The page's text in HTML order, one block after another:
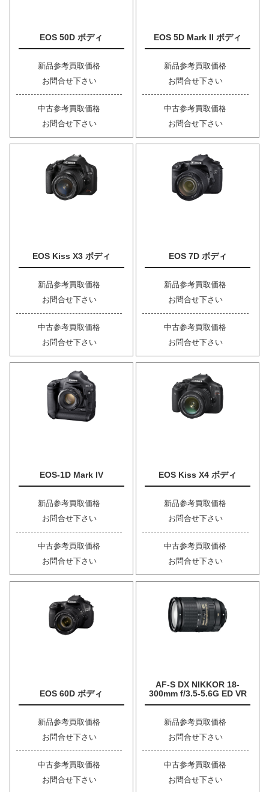
EOS 50D ボディ
新品参考買取価格
お問合せ下さい
中古参考買取価格
お問合せ下さい
EOS 5D Mark II ボディ
新品参考買取価格
お問合せ下さい
中古参考買取価格
お問合せ下さい
EOS Kiss X3 ボディ
新品参考買取価格
お問合せ下さい
中古参考買取価格
お問合せ下さい
EOS 7D ボディ
新品参考買取価格
お問合せ下さい
中古参考買取価格
お問合せ下さい
EOS-1D Mark IV
新品参考買取価格
お問合せ下さい
中古参考買取価格
お問合せ下さい
EOS Kiss X4 ボディ
新品参考買取価格
お問合せ下さい
中古参考買取価格
お問合せ下さい
EOS 60D ボディ
新品参考買取価格
お問合せ下さい
中古参考買取価格
お問合せ下さい
AF-S DX NIKKOR 18-
300mm f/3.5-5.6G ED VR
新品参考買取価格
お問合せ下さい
中古参考買取価格
お問合せ下さい